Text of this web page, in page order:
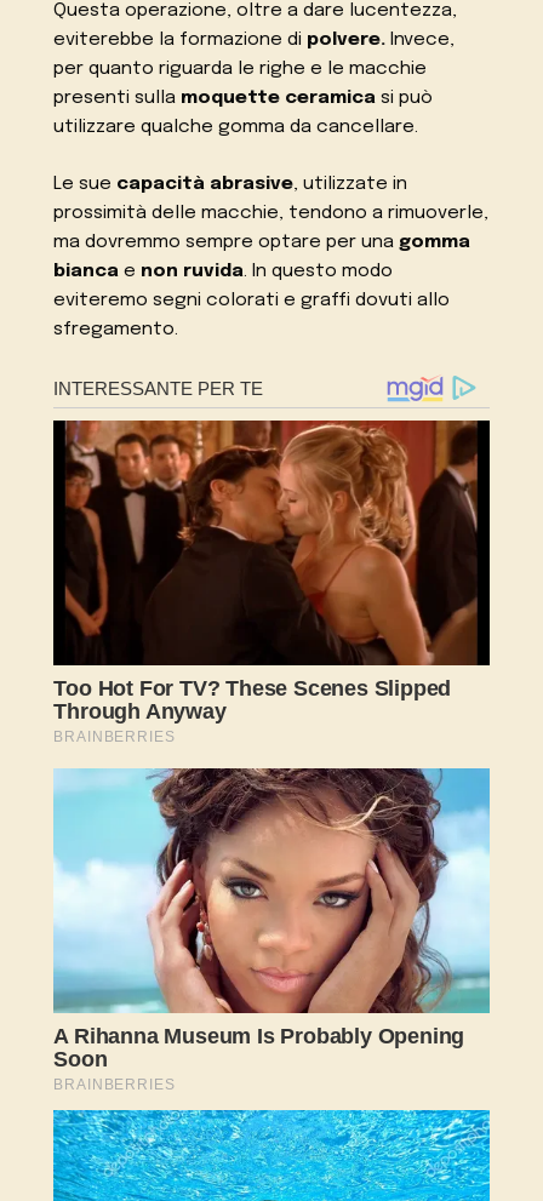
Questa operazione, oltre a dare lucentezza,
eviterebbe la formazione di polvere. Invece,
per quanto riguarda le righe e le macchie
presenti sulla moquette ceramica si può
utilizzare qualche gomma da cancellare.
Le sue capacità abrasive, utilizzate in
prossimità delle macchie, tendono a rimuoverle,
ma dovremmo sempre optare per una gomma
bianca e non ruvida. In questo modo
eviteremo segni colorati e graffi dovuti allo
sfregamento.